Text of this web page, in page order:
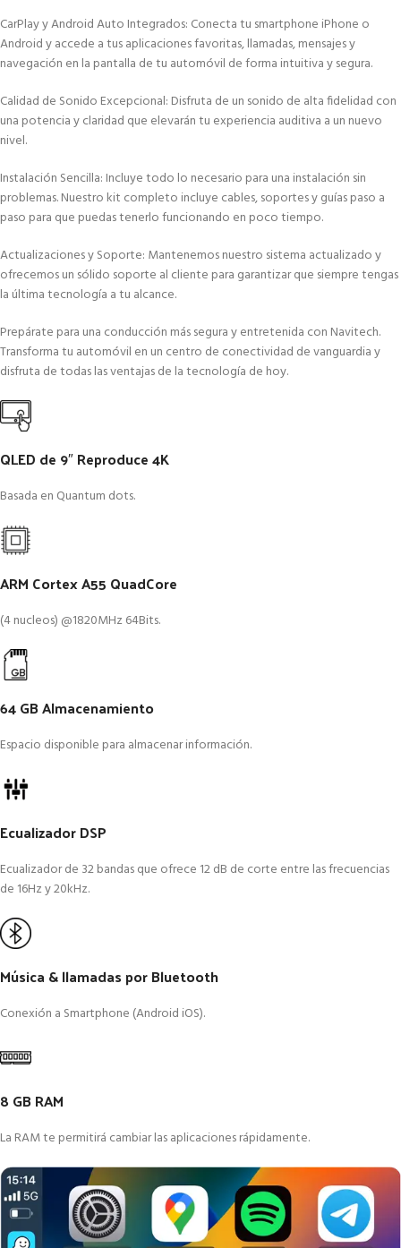
CarPlay y Android Auto Integrados: Conecta tu smartphone iPhone o
Android y accede a tus aplicaciones favoritas, llamadas, mensajes y
navegación en la pantalla de tu automóvil de forma intuitiva y segura.
Calidad de Sonido Excepcional: Disfruta de un sonido de alta fidelidad con
una potencia y claridad que elevarán tu experiencia auditiva a un nuevo
nivel.
Instalación Sencilla: Incluye todo lo necesario para una instalación sin
problemas. Nuestro kit completo incluye cables, soportes y guías paso a
paso para que puedas tenerlo funcionando en poco tiempo.
Actualizaciones y Soporte: Mantenemos nuestro sistema actualizado y
ofrecemos un sólido soporte al cliente para garantizar que siempre tengas
la última tecnología a tu alcance.
Prepárate para una conducción más segura y entretenida con Navitech.
Transforma tu automóvil en un centro de conectividad de vanguardia y
disfruta de todas las ventajas de la tecnología de hoy.
QLED de 9″ Reproduce 4K
Basada en Quantum dots.
ARM Cortex A55 QuadCore
(4 nucleos) @1820MHz 64Bits.
64 GB Almacenamiento
Espacio disponible para almacenar información.
Ecualizador DSP
Ecualizador de 32 bandas que ofrece 12 dB de corte entre las frecuencias
de 16Hz y 20kHz.
Música & llamadas por Bluetooth
Conexión a Smartphone (Android iOS).
8 GB RAM
La RAM te permitirá cambiar las aplicaciones rápidamente.